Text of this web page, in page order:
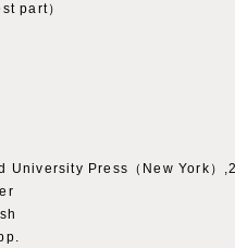
part）
University Press（New York）